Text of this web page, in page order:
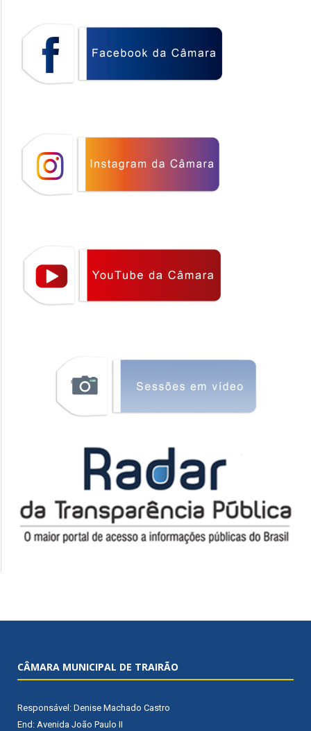
CÂMARA MUNICIPAL DE TRAIRÃO
Responsável: Denise Machado Castro
End: Avenida João Paulo II